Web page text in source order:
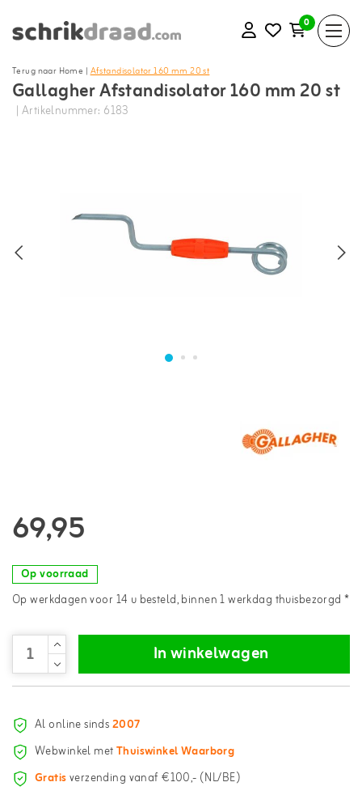
0
Terug naar Home |Afstandisolator 160 mm 20 st
Gallagher Afstandisolator 160 mm 20 st
| Artikelnummer: 6183
69,95
Op voorraad
Op werkdagen voor 14 u besteld, binnen 1 werkdag thuisbezorgd *
In winkelwagen
Al online sinds2007
Webwinkel metThuiswinkel Waarborg
Gratisverzending vanaf €100,- (NL/BE)